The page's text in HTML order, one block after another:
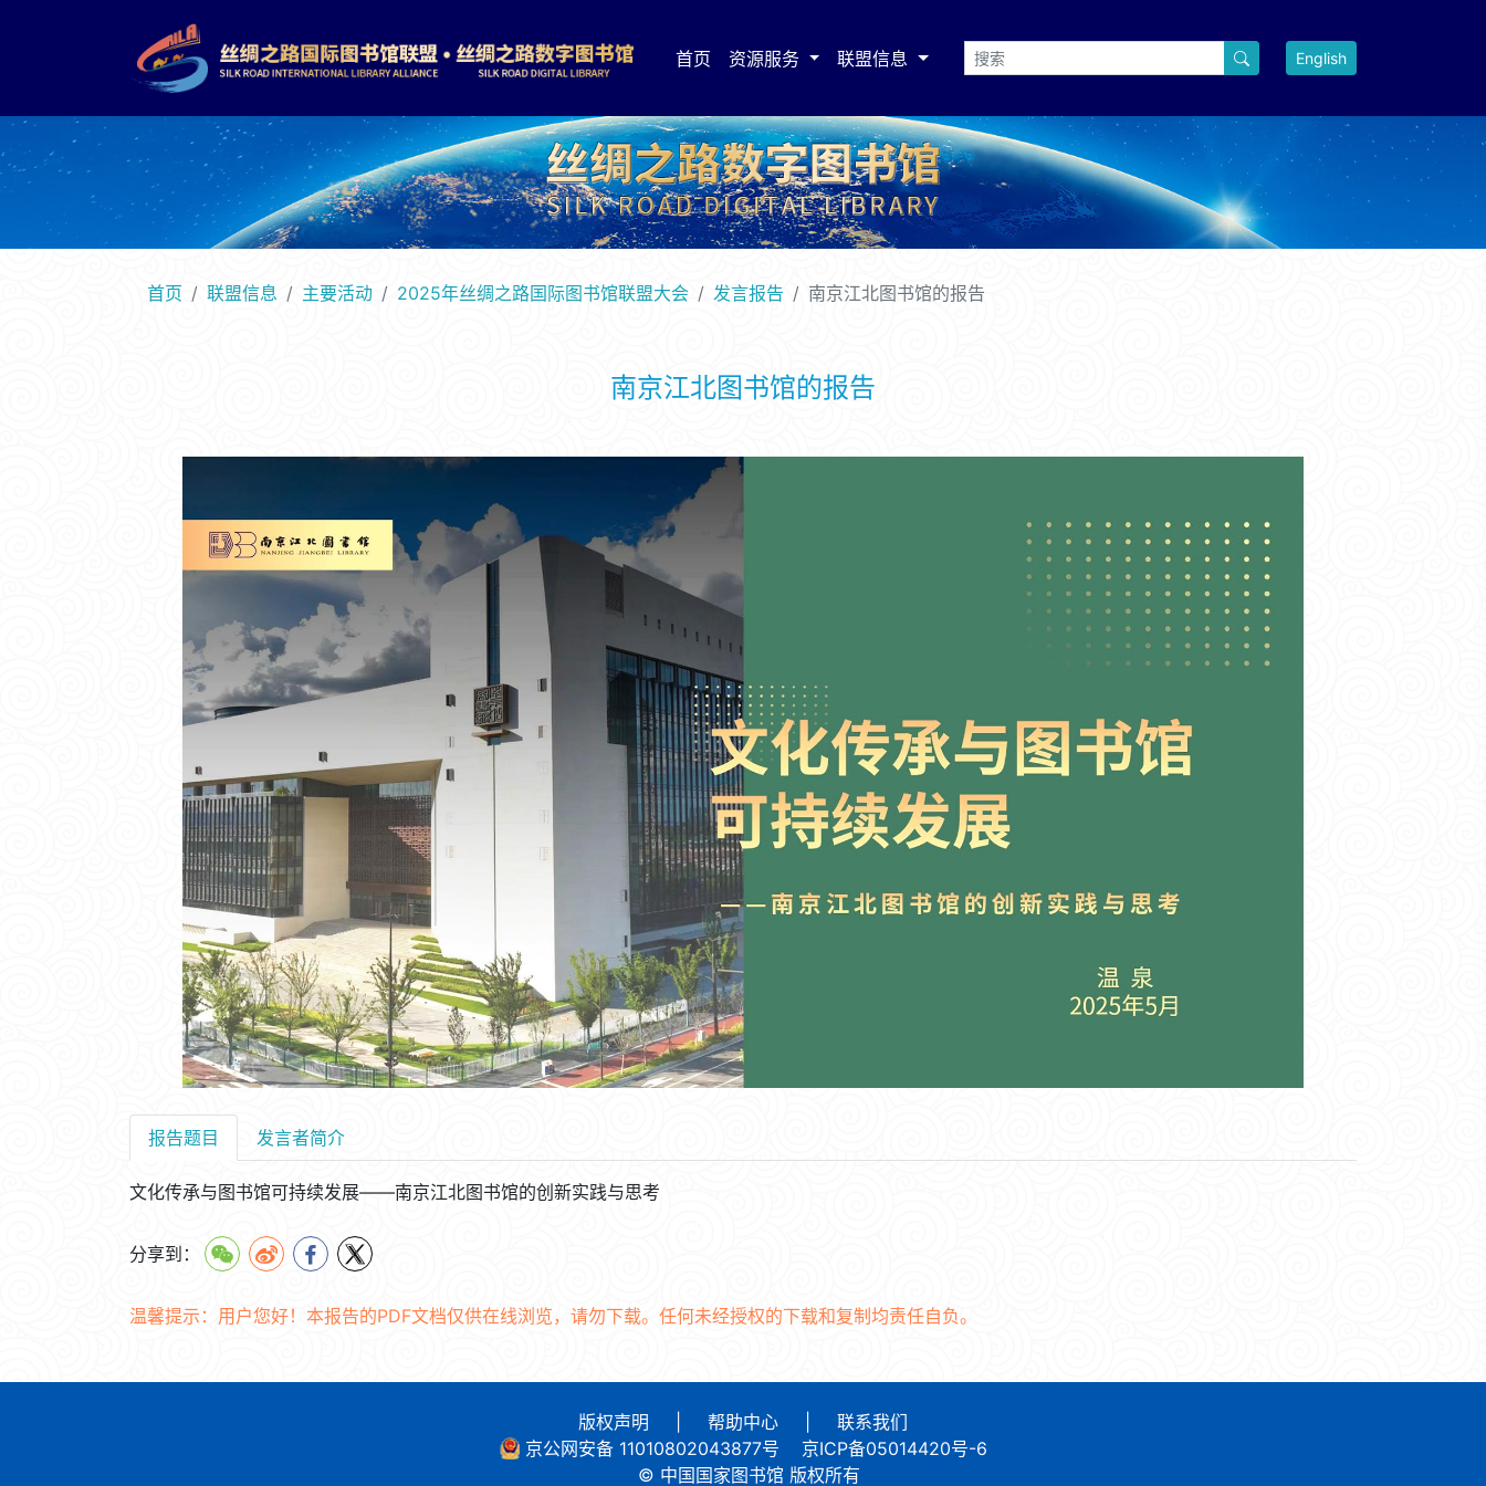
首页 资源服务 联盟信息 English
首页 联盟信息 主要活动 2025年丝绸之路国际图书馆联盟大会 发言报告 南京江北图书馆的报告
南京江北图书馆的报告
报告题目 发言者简介
文化传承与图书馆可持续发展——南京江北图书馆的创新实践与思考
分享到：
温馨提示：用户您好！本报告的PDF文档仅供在线浏览，请勿下载。任何未经授权的下载和复制均责任自负。
版权声明 帮助中心
联系我们
京公网安备 11010802043877号
京ICP备05014420号-6
© 中国国家图书馆 版权所有